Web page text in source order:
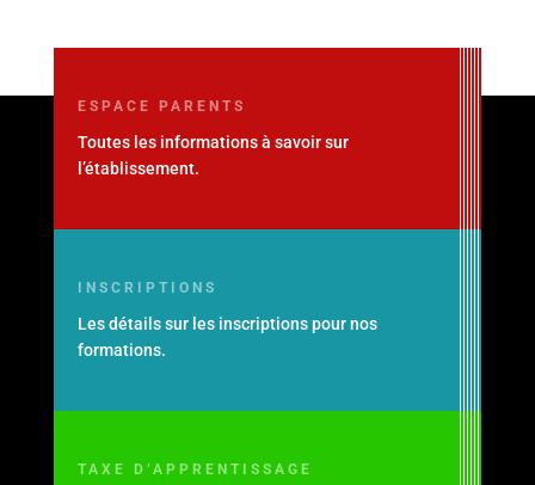
ESPACE PARENTS
Toutes les informations à savoir sur
l’établissement.
INSCRIPTIONS
Les détails sur les inscriptions pour nos
formations.
TAXE D’APPRENTISSAGE